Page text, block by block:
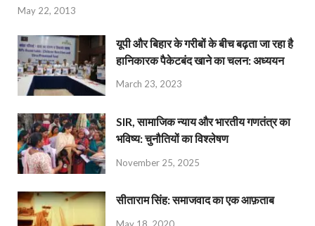
May 22, 2013
यूपी और बिहार के गरीबों के बीच बढ़ता जा रहा है
हानिकारक पैकेटबंद खाने का चलन: अध्ययन
March 23, 2023
SIR, सामाजिक न्याय और भारतीय गणतंत्र का
भविष्य: चुनौतियों का विश्लेषण
November 25, 2025
सीताराम सिंह: समाजवाद का एक आफ़ताब
May 18, 2020